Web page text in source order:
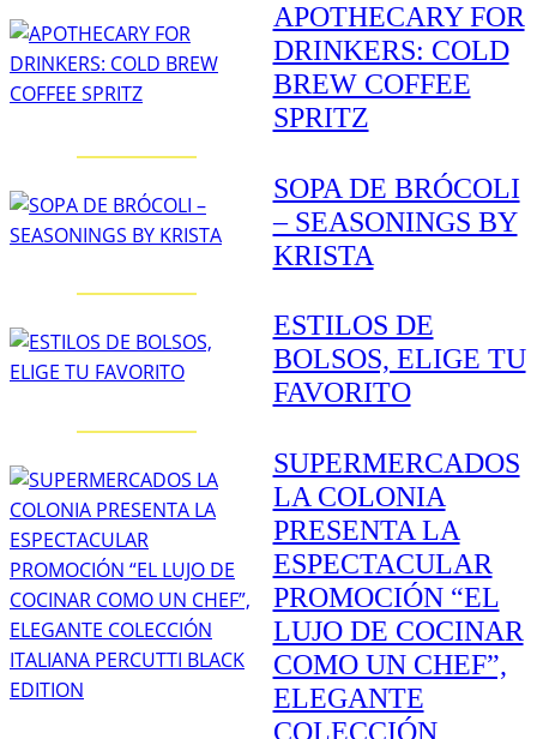
APOTHECARY FOR
DRINKERS: COLD
BREW COFFEE
SPRITZ
SOPA DE BRÓCOLI
– SEASONINGS BY
KRISTA
ESTILOS DE
BOLSOS, ELIGE TU
FAVORITO
SUPERMERCADOS
LA COLONIA
PRESENTA LA
ESPECTACULAR
PROMOCIÓN “EL
LUJO DE COCINAR
COMO UN CHEF”,
ELEGANTE
COLECCIÓN